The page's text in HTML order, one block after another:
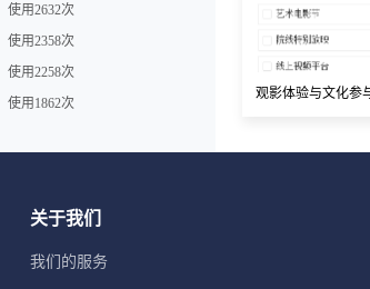
使用2632次
使用2358次
使用2258次
使用1862次
观影体验与文化参
关于我们
我们的服务